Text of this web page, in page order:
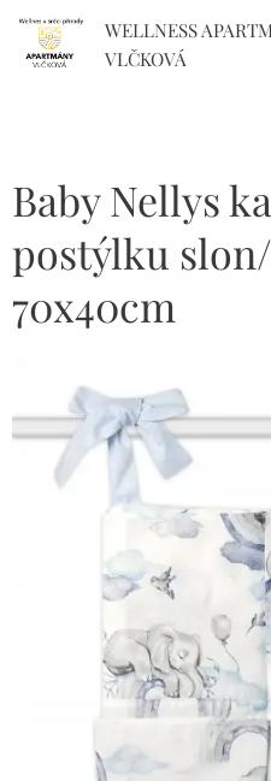
WELLNESS
VLČKOVÁ
Baby Nellys
postýlku
70x40cm